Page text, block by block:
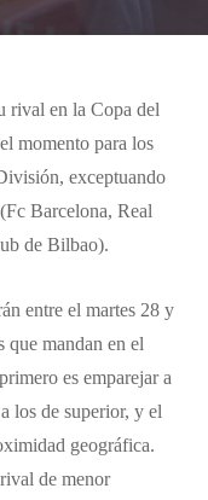
rival en la Copa del
momento para los
exceptuando
Barcelona, Real
de Bilbao).
entre el martes 28 y
que mandan en el
es emparejar a
los de superior, y el
geográfica.
de menor